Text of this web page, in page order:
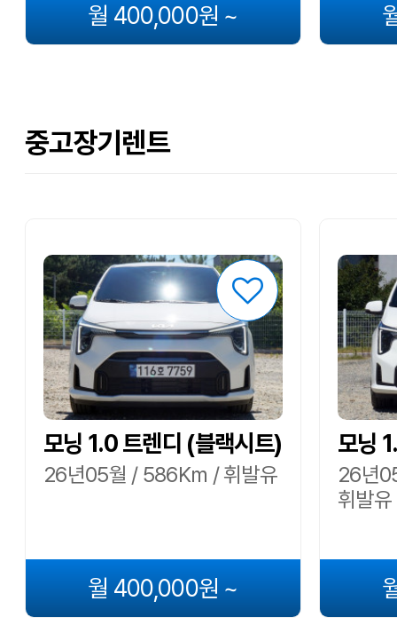
월 400,000원 ~
중고장기렌트
모닝 1.0 트렌디 (블랙시트)
26년05월 / 586Km / 휘발유
월 400,000원 ~
모닝
26년
휘발유